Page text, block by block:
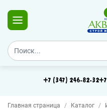
+7 (347) 246-82-32
Главная страница Каталог